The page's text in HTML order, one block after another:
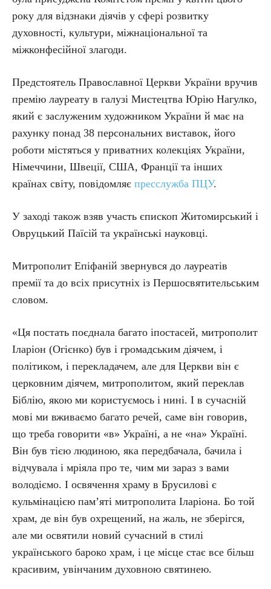
року для відзнаки діячів у сфері розвитку
духовності, культури, міжнаціональної та
міжконфесійної злагоди.
Предстоятель Православної Церкви України вручив
премію лауреату в галузі Мистецтва Юрію Нагулко,
який є заслуженим художником України й має на
рахунку понад 38 персональних виставок, його
роботи містяться у приватних колекціях України,
Німеччини, Швеції, США, Франції та інших
країнах світу, повідомляє пресслужба ПЦУ.
У заході також взяв участь єпископ Житомирський і
Овруцький Паїсій та українські науковці.
Митрополит Епіфаній звернувся до лауреатів
премії та до всіх присутніх із Першосвятительським
словом.
«Ця постать поєднала багато іпостасей, митрополит
Іларіон (Огієнко) був і громадським діячем, і
політиком, і перекладачем, але для Церкви він є
церковним діячем, митрополитом, який переклав
Біблію, якою ми користуємось і нині. І в сучасній
мові ми вживаємо багато речей, саме він говорив,
що треба говорити «в» Україні, а не «на» Україні.
Він був тією людиною, яка передбачала, бачила і
відчувала і мріяла про те, чим ми зараз з вами
володіємо. І освячення храму в Брусилові є
кульмінацією пам’яті митрополита Іларіона. Бо той
храм, де він був охрещений, на жаль, не зберігся,
але ми освятили новий сучасний в стилі
українського бароко храм, і це місце стає все більш
красивим, увінчаним духовною святинею.